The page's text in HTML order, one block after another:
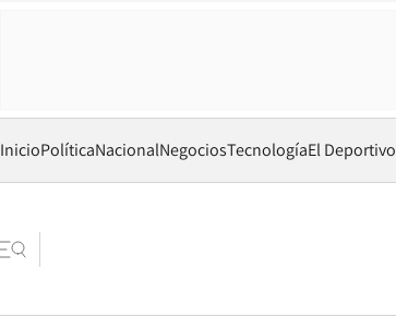
InicioPolíticaNacionalNegociosTecnologíaEl Deportivo